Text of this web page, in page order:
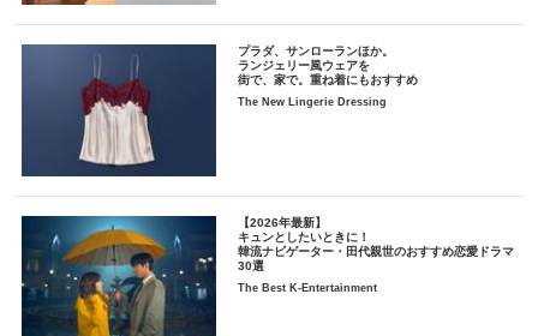
プラダ、サンローランほか。
ランジェリー風ウェアを
街で、家で。重ね着にもおすすめ
The New Lingerie Dressing
【2026年最新】
キュンとしたいときに！
韓流ナビゲーター・田代親世のおすすめ恋愛ドラマ
30選
The Best K-Entertainment